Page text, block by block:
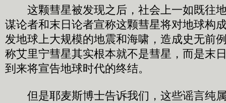
这颗彗星被发现之后，社会上一如既往
谋论者和末日论者宣称这颗彗星将对地球构
发地球上大规模的地震和海啸，造成史无前
称艾里宁彗星其实根本就不是彗星，而是末
到来将宣告地球时代的终结。
但是耶麦斯博士告诉我们，这些谣言纯